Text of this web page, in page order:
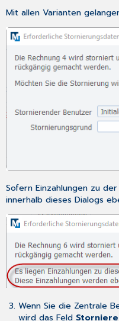
Mit allen Varianten
Sofern Einzahlungen zu
innerhalb dieses Dialogs
Wenn Sie die Zentrale
wird das Feld